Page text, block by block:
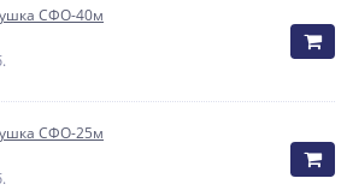
СФО-40м
СФО-25м